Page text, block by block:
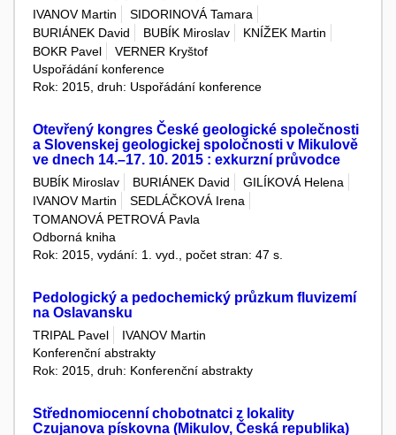
IVANOV Martin
SIDORINOVÁ Tamara
BURIÁNEK David
BUBÍK Miroslav
KNÍŽEK Martin
BOKR Pavel
VERNER Kryštof
Uspořádání konference
Rok: 2015, druh: Uspořádání konference
Otevřený kongres České geologické společnosti
a Slovenskej geologickej spoločnosti v Mikulově
ve dnech 14.–17. 10. 2015 : exkurzní průvodce
BUBÍK Miroslav BURIÁNEK David
GILÍKOVÁ Helena
IVANOV Martin
SEDLÁČKOVÁ Irena
TOMANOVÁ PETROVÁ Pavla
Odborná kniha
Rok: 2015, vydání: 1. vyd., počet stran: 47 s.
Pedologický a pedochemický průzkum fluvizemí
na Oslavansku
TRIPAL Pavel
IVANOV Martin
Konferenční abstrakty
Rok: 2015, druh: Konferenční abstrakty
Střednomiocenní chobotnatci z lokality
Czujanova pískovna (Mikulov, Česká republika)